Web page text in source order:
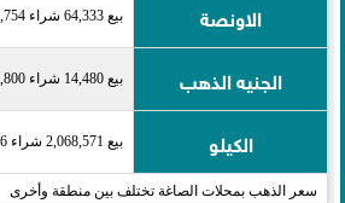
الاونصة بيع 64,333 شراء 65,754
الجنيه الذهب بيع 14,480 شراء 14,800
الكيلو بيع 2,068,571 شراء 2,114,286
سعر الذهب بمحلات الصاغة تختلف بين منطقة وأخرى